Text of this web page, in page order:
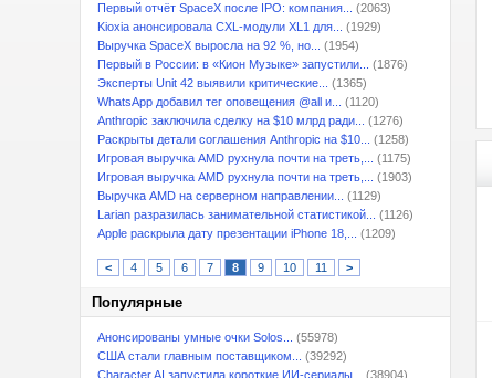
Первый отчёт SpaceX после IPO: компания...
(2063)
Kioxia анонсировала CXL-модули XL1 для...
(1929)
Выручка SpaceX выросла на 92 %, но...
(1954)
Первый в России: в «Кион Музыке» запустили...
(1876)
Эксперты Unit 42 выявили критические...
(1365)
WhatsApp добавил тег оповещения @all и...
(1120)
Anthropic заключила сделку на $10 млрд ради...
(1276)
Раскрыты детали соглашения Anthropic на $10...
(1258)
Игровая выручка AMD рухнула почти на треть,...
(1175)
Игровая выручка AMD рухнула почти на треть,...
(1903)
Выручка AMD на серверном направлении...
(1129)
Larian разразилась занимательной статистикой...
(1126)
Apple раскрыла дату презентации iPhone 18,...
(1209)
< 4 5 6 7 8 9 10 11 >
Популярные
Анонсированы умные очки Solos...
(55978)
США стали главным поставщиком...
(39292)
Character.AI запустила короткие ИИ-сериалы...
(38904)